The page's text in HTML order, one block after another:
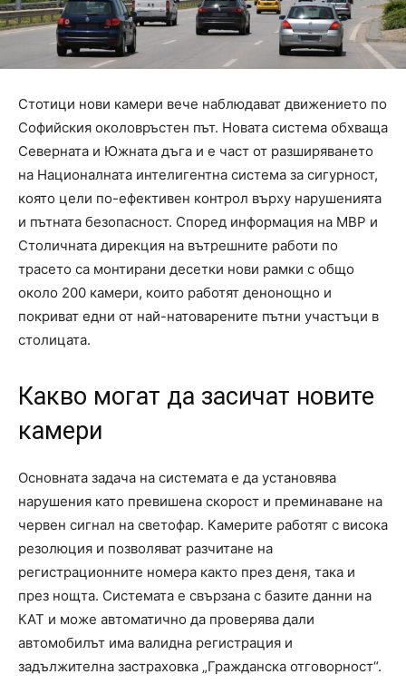
Стотици нови камери вече наблюдават движението по
Софийския околовръстен път. Новата система обхваща
Северната и Южната дъга и е част от разширяването
на Националната интелигентна система за сигурност,
която цели по-ефективен контрол върху нарушенията
и пътната безопасност. Според информация на МВР и
Столичната дирекция на вътрешните работи по
трасето са монтирани десетки нови рамки с общо
около 200 камери, които работят денонощно и
покриват едни от най-натоварените пътни участъци в
столицата.
Какво могат да засичат новите
камери
Основната задача на системата е да установява
нарушения като превишена скорост и преминаване на
червен сигнал на светофар. Камерите работят с висока
резолюция и позволяват разчитане на
регистрационните номера както през деня, така и
през нощта. Системата е свързана с базите данни на
КАТ и може автоматично да проверява дали
автомобилът има валидна регистрация и
задължителна застраховка „Гражданска отговорност“.